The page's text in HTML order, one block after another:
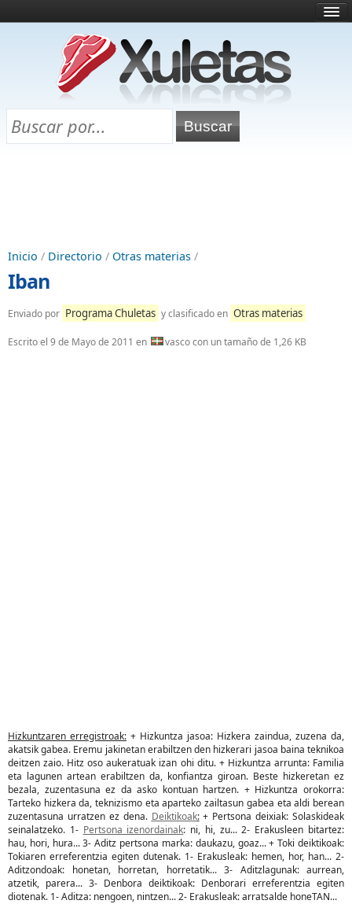
¿Qué es esto?
Directorio
Chuletas para exámenes
Inicio / Directorio / Otras materias /
Iban
Enviado por Programa Chuletas y clasificado en Otras materias
Escrito el 9 de Mayo de 2011 en vasco con un tamaño de 1,26 KB
Hizkuntzaren erregistroak: + Hizkuntza jasoa: Hizkera zaindua, zuzena da,
akatsik gabea. Eremu jakinetan erabiltzen den hizkerari jasoa baina teknikoa
deitzen zaio. Hitz oso aukeratuak izan ohi ditu. + Hizkuntza arrunta: Familia
eta lagunen artean erabiltzen da, konfiantza giroan. Beste hizkeretan ez
bezala, zuzentasuna ez da asko kontuan hartzen. + Hizkuntza orokorra:
Tarteko hizkera da, teknizismo eta aparteko zailtasun gabea eta aldi berean
zuzentasuna urratzen ez dena. Deiktikoak:+ Pertsona deixiak: Solaskideak
seinalatzeko. 1- Pertsona izenordainak: ni, hi, zu... 2- Erakusleen bitartez:
hau, hori, hura... 3- Aditz pertsona marka: daukazu, goaz... + Toki deiktikoak:
Tokiaren erreferentzia egiten dutenak. 1- Erakusleak: hemen, hor, han... 2-
Aditzondoak: honetan, horretan, horretatik... 3- Aditzlagunak: aurrean,
atzetik, parera... 3- Denbora deiktikoak: Denborari erreferentzia egiten
diotenak. 1- Aditza: nengoen, nintzen... 2- Erakusleak: arratsalde honeTAN...